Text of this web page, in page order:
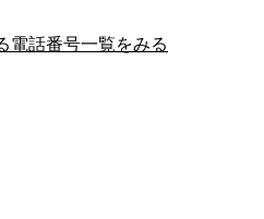
電話番号一覧をみる